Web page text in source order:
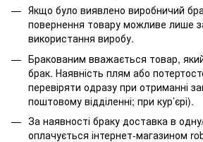
Якщо було виявлено виробничий
повернення товару можливе лише за
використання виробу.
Бракованим вважається товар,
брак. Наявність плям або
перевіряти одразу при отриманні
поштовому відділенні; при кур’єрі).
За наявності браку доставка в
оплачується інтернет-магазином